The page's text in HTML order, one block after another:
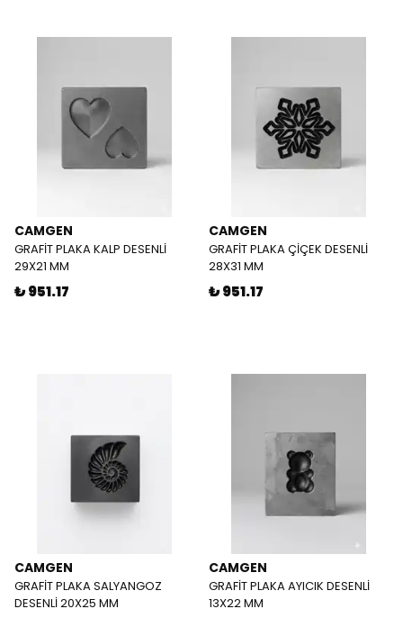
CAMGEN
GRAFİT PLAKA KALP DESENLİ
29X21 MM
₺ 951.17
CAMGEN
GRAFİT PLAKA ÇİÇEK DESENLİ
28X31 MM
₺ 951.17
CAMGEN
GRAFİT PLAKA SALYANGOZ
DESENLİ 20X25 MM
CAMGEN
GRAFİT PLAKA AYICIK DESENLİ
13X22 MM